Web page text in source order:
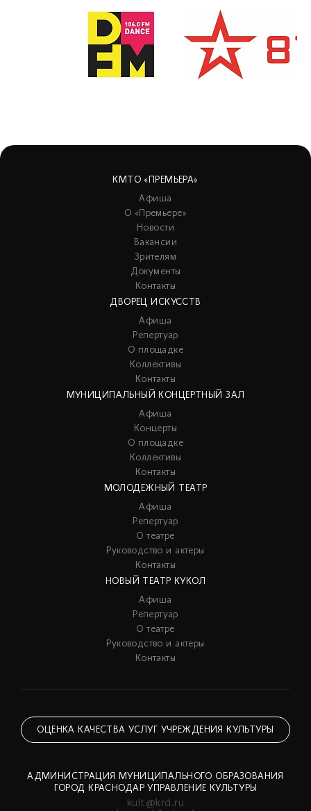
КМТО «ПРЕМЬЕРА»
Афиша
О «Премьере»
Новости
Вакансии
Зрителям
Документы
Контакты
ДВОРЕЦ ИСКУССТВ
Афиша
Репертуар
О площадке
Коллективы
Контакты
МУНИЦИПАЛЬНЫЙ КОНЦЕРТНЫЙ ЗАЛ
Афиша
Концерты
О площадке
Коллективы
Контакты
МОЛОДЕЖНЫЙ ТЕАТР
Афиша
Репертуар
О театре
Руководство и актеры
Контакты
НОВЫЙ ТЕАТР КУКОЛ
Афиша
Репертуар
О театре
Руководство и актеры
Контакты
ОЦЕНКА КАЧЕСТВА УСЛУГ УЧРЕЖДЕНИЯ КУЛЬТУРЫ
АДМИНИСТРАЦИЯ МУНИЦИПАЛЬНОГО ОБРАЗОВАНИЯ
ГОРОД КРАСНОДАР УПРАВЛЕНИЕ КУЛЬТУРЫ
kult@krd.ru